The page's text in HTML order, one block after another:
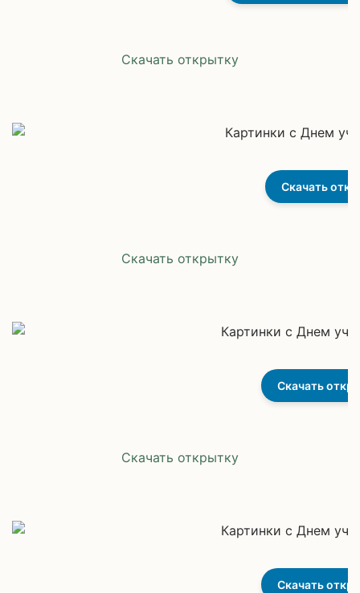
Скачать открытку
Скачать
Скачать открытку
Скачать
Скачать открытку
Скачать